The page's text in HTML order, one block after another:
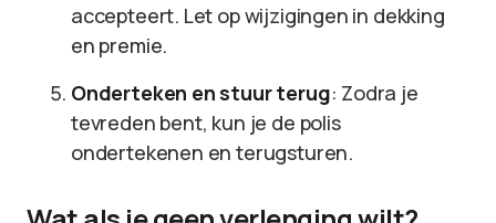
accepteert. Let op wijzigingen in dekking
en premie.
Onderteken en stuur terug: Zodra je
tevreden bent, kun je de polis
ondertekenen en terugsturen.